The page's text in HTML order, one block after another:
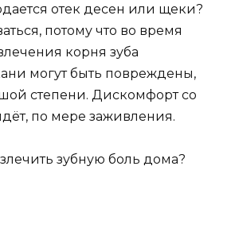
отек десен или щеки?
потому что во время
корня зуба
могут быть повреждены,
степени. Дискомфорт со
по мере заживления.
зубную боль дома?